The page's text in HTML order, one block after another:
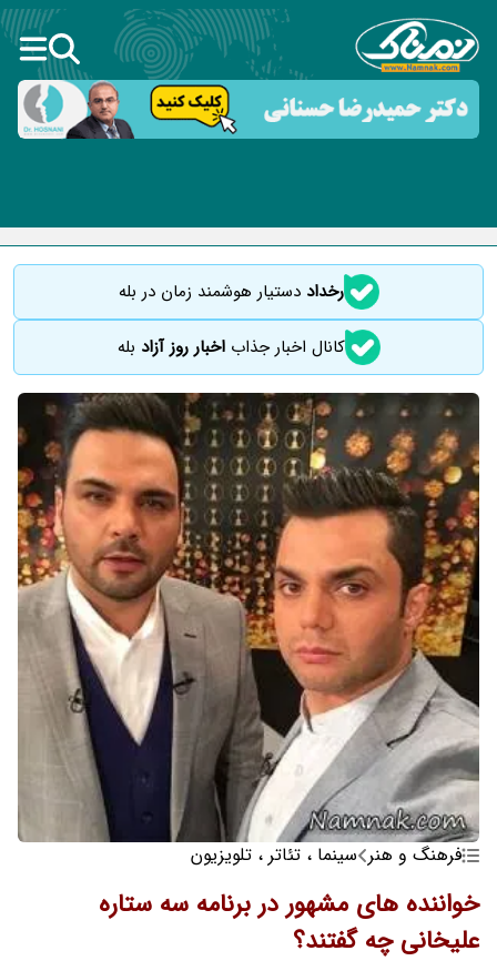
رخداددستیار هوشمند زمان در بله
کانال اخبار جذاباخبار روز آزاد بله
فرهنگ و هنر سینما ، تئاتر ، تلویزیون
خواننده های مشهور در برنامه سه ستاره
علیخانی چه گفتند؟